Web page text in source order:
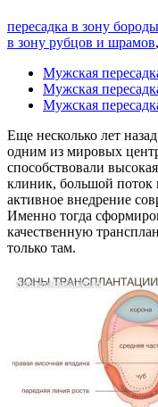
пересадка в зону бороды
в зону рубцов и шрамов,
Мужская
Мужская
Мужская
Еще несколько лет
одним из мировых
способствовали
клиник, большой поток
активное внедрение
Именно тогда
качественную
только там.